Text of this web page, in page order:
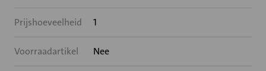
Prijshoeveelheid 1
Voorraadartikel Nee